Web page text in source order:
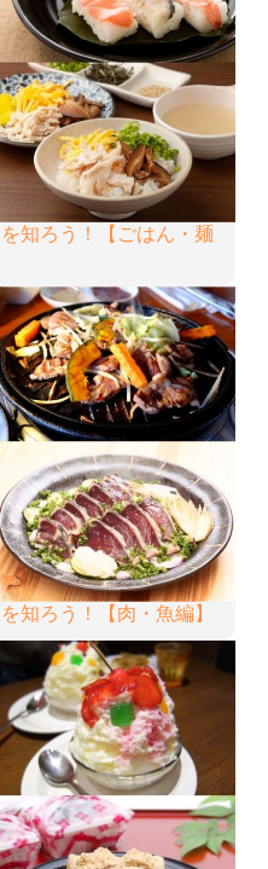
知ろう！【ごはん・麺
知ろう！【肉・魚編】